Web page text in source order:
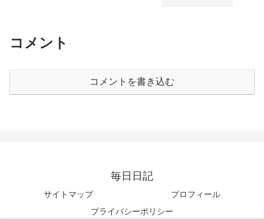
コメント
コメントを書き込む
毎日日記
サイトマップ
プロフィール
プライバシーポリシー